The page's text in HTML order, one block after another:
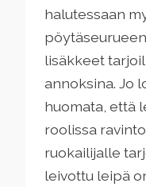
halutessaan
lisäkkeet
annoksina. Jo
huomata, että
roolissa
ruokailijalle
leivottu leipä